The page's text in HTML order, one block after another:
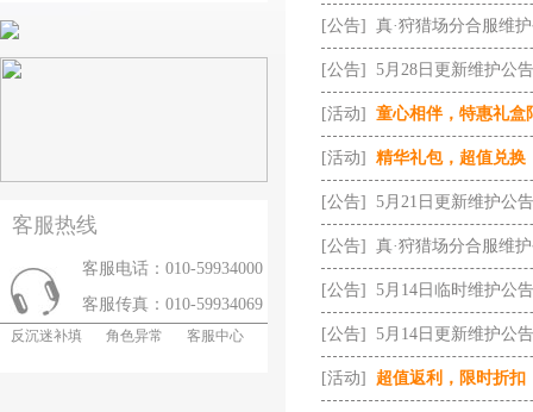
客服热线
客服电话：010-59934000
客服传真：010-59934069
反沉迷补填 角色异常 客服中心
[公告] 真·狩猎场分合服维
[公告] 5月28日更新维护公告
[活动] 童心相伴，特惠礼盒
[活动] 精华礼包，超值兑换
[公告] 5月21日更新维护公告
[公告] 真·狩猎场分合服维
[公告] 5月14日临时维护公告
[公告] 5月14日更新维护公告
[活动] 超值返利，限时折扣